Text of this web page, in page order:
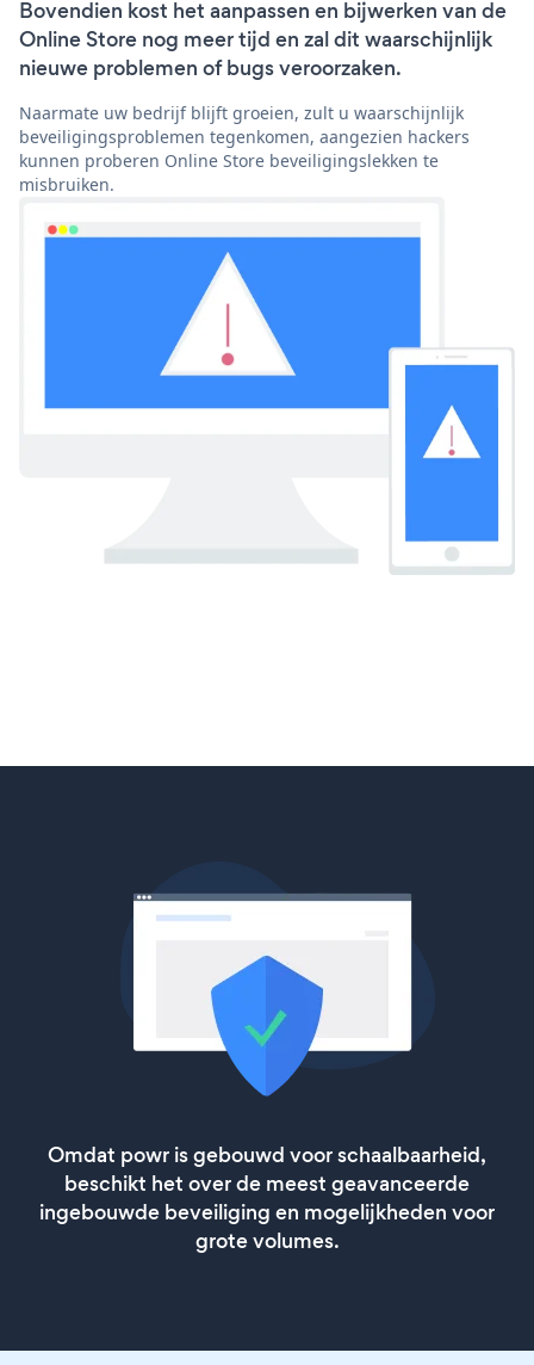
Bovendien kost het aanpassen en bijwerken van de
Online Store nog meer tijd en zal dit waarschijnlijk
nieuwe problemen of bugs veroorzaken.
Naarmate uw bedrijf blijft groeien, zult u waarschijnlijk
beveiligingsproblemen tegenkomen, aangezien hackers
kunnen proberen Online Store beveiligingslekken te
misbruiken.
Omdat powr is gebouwd voor schaalbaarheid,
beschikt het over de meest geavanceerde
ingebouwde beveiliging en mogelijkheden voor
grote volumes.